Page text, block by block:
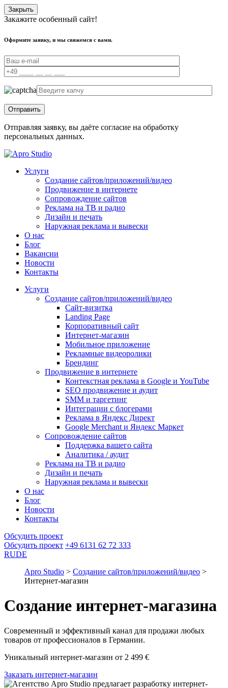
Закрыть
Закажите особенный сайт!
Оформите заявку, и мы свяжемся с вами.
Отправляя заявку, вы даёте согласие на обработку
персональных данных.
Услуги
Создание сайтов/приложений/видео
Продвижение в интернете
Сопровождение сайтов
Реклама на ТВ и радио
Дизайн и печать
Наружная реклама и вывески
О нас
Блог
Вакансии
Новости
Контакты
Услуги
Создание сайтов/приложений/видео
Сайт-визитка
Landing Page
Корпоративный сайт
Интернет-магазин
Мобильное приложение
Рекламные видеоролики
Брендинг
Продвижение в интернете
Контекстная реклама в Google и YouTube
SEO продвижение и аудит
SMM и таргетинг
Интеграции с блогерами
Реклама в Яндекс Директ
Google Merchant и Яндекс Маркет
Сопровождение сайтов
Поддержка вашего сайта
Аналитика / аудит
Реклама на ТВ и радио
Дизайн и печать
Наружная реклама и вывески
О нас
Блог
Новости
Контакты
Обсудить проект
Обсудить проект +49 6131 62 72 333
RUDE
Apro Studio > Создание сайтов/приложений/видео >
Интернет-магазин
Создание интернет-магазина
Современный и эффективный канал для продажи любых
товаров от профессионалов в Германии.
Уникальный интернет-магазин от 2 499 €
Заказать интернет-магазин